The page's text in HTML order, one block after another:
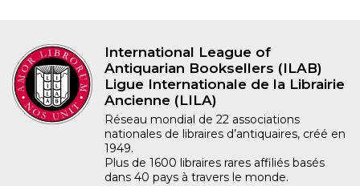
International League of
Antiquarian Booksellers (ILAB)
Ligue Internationale de la Librairie
Ancienne (LILA)
Réseau mondial de 22 associations
nationales de libraires d’antiquaires, créé en
1949.
Plus de 1600 libraires rares affiliés basés
dans 40 pays à travers le monde.